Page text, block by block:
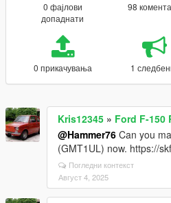
0 фајлови
допаднати
98
0 прикачувања 1
Kris12345 » Ford F-150
@Hammer76 Can you
(GMT1UL) now. https://
Погледни контекст
Август 4, 2025